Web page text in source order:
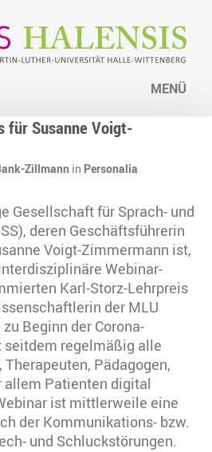
MENÜ
für Susanne Voigt-
Zillmann in Personalia
Gesellschaft für Sprach- und
deren Geschäftsführerin
Voigt-Zimmermann ist,
Webinar-
Karl-Storz-Lehrpreis
der MLU
Beginn der Corona-
seitdem regelmäßig alle
Pädagogen,
allem Patienten digital
ist mittlerweile eine
der Kommunikations- bzw.
und Schluckstörungen.